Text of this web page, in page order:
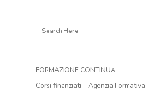
FORMAZIONE CONTINUA
Corsi finanziati – Agenzia Formativa